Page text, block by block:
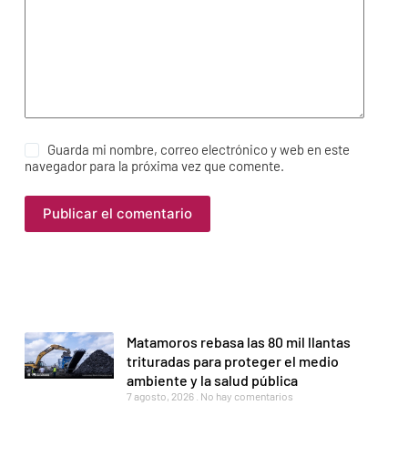
Guarda mi nombre, correo electrónico y web en este
navegador para la próxima vez que comente.
Publicar el comentario
Matamoros rebasa las 80 mil llantas
trituradas para proteger el medio
ambiente y la salud pública
7 agosto, 2026 No hay comentarios